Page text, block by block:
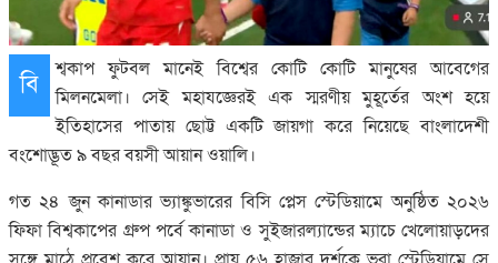
বি
শ্বকাপ ফুটবল মানেই বিশ্বের কোটি কোটি মানুষের আবেগের
মিলনমেলা। সেই মহাযজ্ঞেরই এক স্মরণীয় মুহূর্তের অংশ হয়ে
ইতিহাসের পাতায় ছোট্ট একটি জায়গা করে নিয়েছে বাংলা‌দেশী
বংশোদ্ভূত ৯ বছর বয়সী আয়ান ওয়ালি।
গত ২৪ জুন কানাডার ভ্যাঙ্কুভারের বিসি প্লেস স্টেডিয়ামে অনুষ্ঠিত ২০২৬
ফিফা বিশ্বকাপের গ্রুপ পর্বে কানাডা ও সুইজারল্যান্ডের ম্যাচে খেলোয়াড়দের